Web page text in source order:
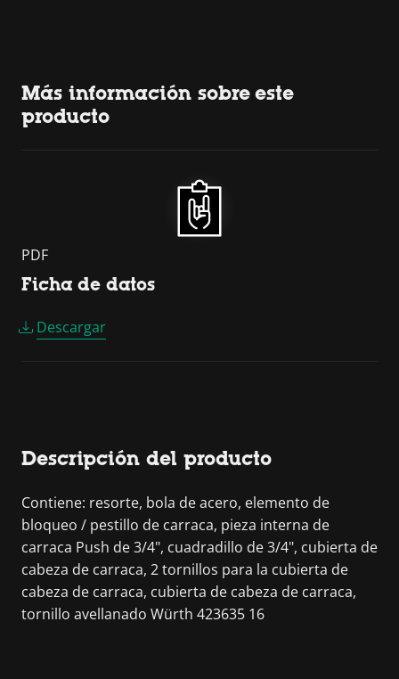
Más información sobre este
producto
PDF
Ficha de datos
Descargar
Descripción del producto
Contiene: resorte, bola de acero, elemento de
bloqueo / pestillo de carraca, pieza interna de
carraca Push de 3/4", cuadradillo de 3/4", cubierta de
cabeza de carraca, 2 tornillos para la cubierta de
cabeza de carraca, cubierta de cabeza de carraca,
tornillo avellanado Würth 423635 16